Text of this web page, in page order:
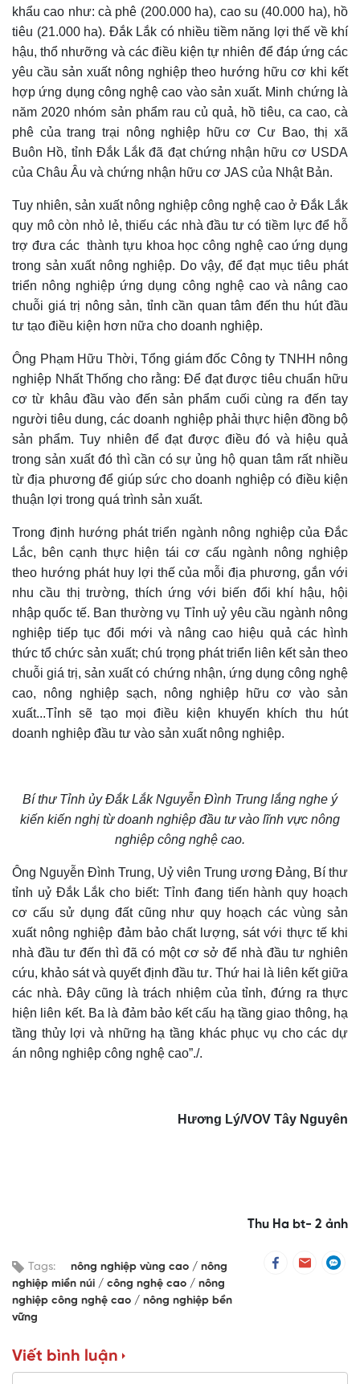
khẩu cao như: cà phê (200.000 ha), cao su (40.000 ha), hồ
tiêu (21.000 ha). Đắk Lắk có nhiều tiềm năng lợi thế về khí
hậu, thổ nhưỡng và các điều kiện tự nhiên để đáp ứng các
yêu cầu sản xuất nông nghiệp theo hướng hữu cơ khi kết
hợp ứng dụng công nghệ cao vào sản xuất. Minh chứng là
năm 2020 nhóm sản phẩm rau củ quả, hồ tiêu, ca cao, cà
phê của trang trại nông nghiệp hữu cơ Cư Bao, thị xã
Buôn Hồ, tỉnh Đắk Lắk đã đạt chứng nhận hữu cơ USDA
của Châu Âu và chứng nhận hữu cơ JAS của Nhật Bản.
Tuy nhiên, sản xuất nông nghiệp công nghệ cao ở Đắk Lắk
quy mô còn nhỏ lẻ, thiếu các nhà đầu tư có tiềm lực để hỗ
trợ đưa các thành tựu khoa học công nghệ cao ứng dụng
trong sản xuất nông nghiệp. Do vậy, để đạt mục tiêu phát
triển nông nghiệp ứng dụng công nghệ cao và nâng cao
chuỗi giá trị nông sản, tỉnh cần quan tâm đến thu hút đầu
tư tạo điều kiện hơn nữa cho doanh nghiệp.
Ông Phạm Hữu Thời, Tổng giám đốc Công ty TNHH nông
nghiệp Nhất Thống cho rằng: Để đạt được tiêu chuẩn hữu
cơ từ khâu đầu vào đến sản phẩm cuối cùng ra đến tay
người tiêu dung, các doanh nghiệp phải thực hiện đồng bộ
sản phẩm. Tuy nhiên để đạt được điều đó và hiệu quả
trong sản xuất đó thì cần có sự ủng hộ quan tâm rất nhiều
từ địa phương để giúp sức cho doanh nghiệp có điều kiện
thuận lợi trong quá trình sản xuất.
Trong định hướng phát triển ngành nông nghiệp của Đắc
Lắc, bên cạnh thực hiện tái cơ cấu ngành nông nghiệp
theo hướng phát huy lợi thế của mỗi địa phương, gắn với
nhu cầu thị trường, thích ứng với biến đổi khí hậu, hội
nhập quốc tế. Ban thường vụ Tỉnh uỷ yêu cầu ngành nông
nghiệp tiếp tục đổi mới và nâng cao hiệu quả các hình
thức tổ chức sản xuất; chú trọng phát triển liên kết sản theo
chuỗi giá trị, sản xuất có chứng nhận, ứng dụng công nghệ
cao, nông nghiệp sạch, nông nghiệp hữu cơ vào sản
xuất...Tỉnh sẽ tạo mọi điều kiện khuyến khích thu hút
doanh nghiệp đầu tư vào sản xuất nông nghiệp.
Bí thư Tỉnh ủy Đắk Lắk Nguyễn Đình Trung lắng nghe ý
kiến kiến nghị từ doanh nghiệp đầu tư vào lĩnh vực nông
nghiệp công nghệ cao.
Ông Nguyễn Đình Trung, Uỷ viên Trung ương Đảng, Bí thư
tỉnh uỷ Đắk Lắk cho biết: Tỉnh đang tiến hành quy hoạch
cơ cấu sử dụng đất cũng như quy hoạch các vùng sản
xuất nông nghiệp đảm bảo chất lượng, sát với thực tế khi
nhà đầu tư đến thì đã có một cơ sở để nhà đầu tư nghiên
cứu, khảo sát và quyết định đầu tư. Thứ hai là liên kết giữa
các nhà. Đây cũng là trách nhiệm của tỉnh, đứng ra thực
hiện liên kết. Ba là đảm bảokết cấu hạ tầng giao thông, hạ
tầng thủy lợi và những hạ tầng khác phục vụ cho các dự
án nông nghiệp công nghệ cao”./.
Hương Lý/VOV Tây Nguyên
Thu Ha bt- 2 ảnh
Tags: nông nghiệp vùng cao
nông
nghiệp miền núi
công nghệ cao
nông
nghiệp công nghệ cao
nông nghiệp bền
vững
Viết bình luận